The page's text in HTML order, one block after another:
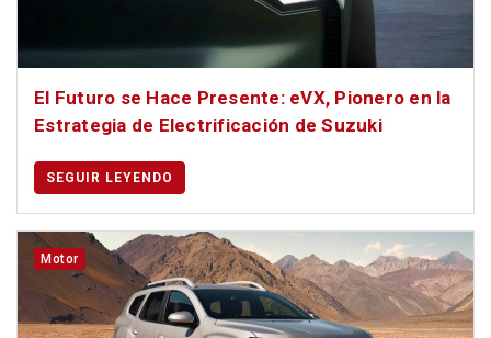
El Futuro se Hace Presente: eVX, Pionero en la
Estrategia de Electrificación de Suzuki
SEGUIR LEYENDO
Motor